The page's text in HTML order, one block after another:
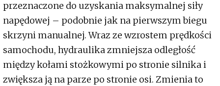
przeznaczone do uzyskania maksymalnej siły
napędowej – podobnie jak na pierwszym biegu
skrzyni manualnej. Wraz ze wzrostem prędkości
samochodu, hydraulika zmniejsza odległość
między kołami stożkowymi po stronie silnika i
zwiększa ją na parze po stronie osi. Zmienia to